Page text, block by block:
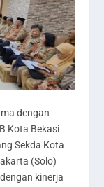
dengan
Kota Bekasi
Sekda Kota
(Solo)
kinerja